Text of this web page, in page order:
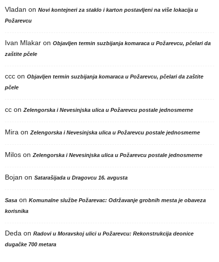
Vladan on Novi kontejneri za staklo i karton postavljeni na više lokacija u
Požarevcu
Ivan Mlakar on Objavljen termin suzbijanja komaraca u Požarevcu, pčelari da
zaštite pčele
ccc on Objavljen termin suzbijanja komaraca u Požarevcu, pčelari da zaštite
pčele
cc onZelengorska i Nevesinjska ulica u Požarevcu postale jednosmerne
Mira onZelengorska i Nevesinjska ulica u Požarevcu postale jednosmerne
Milos onZelengorska i Nevesinjska ulica u Požarevcu postale jednosmerne
Bojan on Satarašijada u Dragovcu 16. avgusta
Sasa on Komunalne službe Požarevac: Održavanje grobnih mesta je obaveza
korisnika
Deda on Radovi u Moravskoj ulici u Požarevcu: Rekonstrukcija deonice
dugačke 700 metara